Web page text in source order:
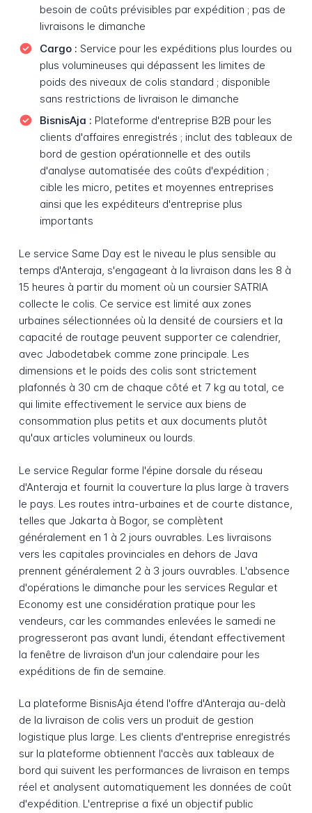
besoin de coûts prévisibles par expédition ; pas de
livraisons le dimanche
Cargo : Service pour les expéditions plus lourdes ou
plus volumineuses qui dépassent les limites de
poids des niveaux de colis standard ; disponible
sans restrictions de livraison le dimanche
BisnisAja : Plateforme d'entreprise B2B pour les
clients d'affaires enregistrés ; inclut des tableaux de
bord de gestion opérationnelle et des outils
d'analyse automatisée des coûts d'expédition ;
cible les micro, petites et moyennes entreprises
ainsi que les expéditeurs d'entreprise plus
importants
Le service Same Day est le niveau le plus sensible au
temps d'Anteraja, s'engageant à la livraison dans les 8 à
15 heures à partir du moment où un coursier SATRIA
collecte le colis. Ce service est limité aux zones
urbaines sélectionnées où la densité de coursiers et la
capacité de routage peuvent supporter ce calendrier,
avec Jabodetabek comme zone principale. Les
dimensions et le poids des colis sont strictement
plafonnés à 30 cm de chaque côté et 7 kg au total, ce
qui limite effectivement le service aux biens de
consommation plus petits et aux documents plutôt
qu'aux articles volumineux ou lourds.
Le service Regular forme l'épine dorsale du réseau
d'Anteraja et fournit la couverture la plus large à travers
le pays. Les routes intra-urbaines et de courte distance,
telles que Jakarta à Bogor, se complètent
généralement en 1 à 2 jours ouvrables. Les livraisons
vers les capitales provinciales en dehors de Java
prennent généralement 2 à 3 jours ouvrables. L'absence
d'opérations le dimanche pour les services Regular et
Economy est une considération pratique pour les
vendeurs, car les commandes enlevées le samedi ne
progresseront pas avant lundi, étendant effectivement
la fenêtre de livraison d'un jour calendaire pour les
expéditions de fin de semaine.
La plateforme BisnisAja étend l'offre d'Anteraja au-delà
de la livraison de colis vers un produit de gestion
logistique plus large. Les clients d'entreprise enregistrés
sur la plateforme obtiennent l'accès aux tableaux de
bord qui suivent les performances de livraison en temps
réel et analysent automatiquement les données de coût
d'expédition. L'entreprise a fixé un objectif public